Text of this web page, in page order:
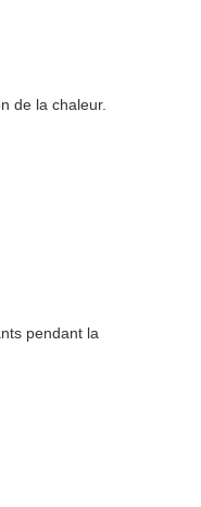
de la chaleur.
pendant la